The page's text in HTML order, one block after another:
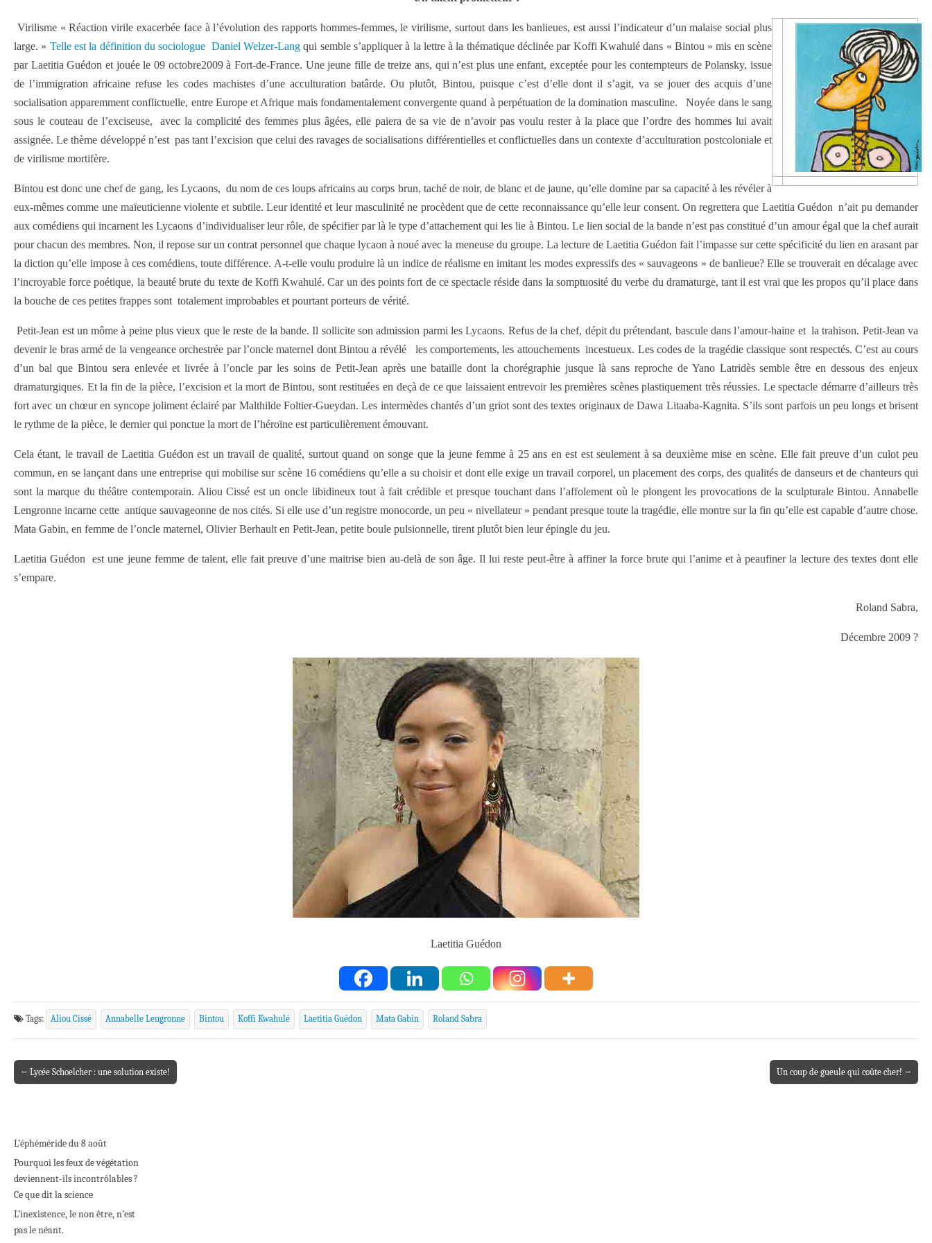
Virilisme « Réaction virile exacerbée face à l’évolution des rapports hommes-femmes, le virilisme, surtout dans les banlieues, est aussi l’indicateur d’un malaise social plus
large. » Telle est la définition du sociologue Daniel Welzer-Lang qui semble s’appliquer à la lettre à la thématique déclinée par Koffi Kwahulé dans « Bintou » mis en scène
par Laetitia Guédon et jouée le 09 octobre2009 à Fort-de-France. Une jeune fille de treize ans, qui n’est plus une enfant, exceptée pour les contempteurs de Polansky, issue
de l’immigration africaine refuse les codes machistes d’une acculturation batârde. Ou plutôt, Bintou, puisque c’est d’elle dont il s’agit, va se jouer des acquis d’une
socialisation apparemment conflictuelle, entre Europe et Afrique mais fondamentalement convergente quand à perpétuation de la domination masculine. Noyée dans le sang
sous le couteau de l’exciseuse, avec la complicité des femmes plus âgées, elle paiera de sa vie de n’avoir pas voulu rester à la place que l’ordre des hommes lui avait
assignée. Le thème développé n’est pas tant l’excision que celui des ravages de socialisations différentielles et conflictuelles dans un contexte d’acculturation postcoloniale et
de virilisme mortifère.
Bintou est donc une chef de gang, les Lycaons, du nom de ces loups africains au corps brun, taché de noir, de blanc et de jaune, qu’elle domine par sa capacité à les révéler à
eux-mêmes comme une maïeuticienne violente et subtile. Leur identité et leur masculinité ne procèdent que de cette reconnaissance qu’elle leur consent. On regrettera que Laetitia Guédon n’ait pu demander
aux comédiens qui incarnent les Lycaons d’individualiser leur rôle, de spécifier par là le type d’attachement qui les lie à Bintou. Le lien social de la bande n’est pas constitué d’un amour égal que la chef aurait
pour chacun des membres. Non, il repose sur un contrat personnel que chaque lycaon à noué avec la meneuse du groupe. La lecture de Laetitia Guédon fait l’impasse sur cette spécificité du lien en arasant par
la diction qu’elle impose à ces comédiens, toute différence. A-t-elle voulu produire là un indice de réalisme en imitant les modes expressifs des « sauvageons » de banlieue? Elle se trouverait en décalage avec
l’incroyable force poétique, la beauté brute du texte de Koffi Kwahulé. Car un des points fort de ce spectacle réside dans la somptuosité du verbe du dramaturge, tant il est vrai que les propos qu’il place dans
la bouche de ces petites frappes sont totalement improbables et pourtant porteurs de vérité.
Petit-Jean est un môme à peine plus vieux que le reste de la bande. Il sollicite son admission parmi les Lycaons. Refus de la chef, dépit du prétendant, bascule dans l’amour-haine et la trahison. Petit-Jean va
devenir le bras armé de la vengeance orchestrée par l’oncle maternel dont Bintou a révélé les comportements, les attouchements incestueux. Les codes de la tragédie classique sont respectés. C’est au cours
d’un bal que Bintou sera enlevée et livrée à l’oncle par les soins de Petit-Jean après une bataille dont la chorégraphie jusque là sans reproche de Yano Latridès semble être en dessous des enjeux
dramaturgiques. Et la fin de la pièce, l’excision et la mort de Bintou, sont restituées en deçà de ce que laissaient entrevoir les premières scènes plastiquement très réussies. Le spectacle démarre d’ailleurs très
fort avec un chœur en syncope joliment éclairé par Malthilde Foltier-Gueydan. Les intermèdes chantés d’un griot sont des textes originaux de Dawa Litaaba-Kagnita. S’ils sont parfois un peu longs et brisent
le rythme de la pièce, le dernier qui ponctue la mort de l’héroïne est particulièrement émouvant.
Cela étant, le travail de Laetitia Guédon est un travail de qualité, surtout quand on songe que la jeune femme à 25 ans en est est seulement à sa deuxième mise en scène. Elle fait preuve d’un culot peu
commun, en se lançant dans une entreprise qui mobilise sur scène 16 comédiens qu’elle a su choisir et dont elle exige un travail corporel, un placement des corps, des qualités de danseurs et de chanteurs qui
sont la marque du théâtre contemporain. Aliou Cissé est un oncle libidineux tout à fait crédible et presque touchant dans l’affolement où le plongent les provocations de la sculpturale Bintou. Annabelle
Lengronne incarne cette antique sauvageonne de nos cités. Si elle use d’un registre monocorde, un peu « nivellateur » pendant presque toute la tragédie, elle montre sur la fin qu’elle est capable d’autre chose.
Mata Gabin, en femme de l’oncle maternel, Olivier Berhault en Petit-Jean, petite boule pulsionnelle, tirent plutôt bien leur épingle du jeu.
Laetitia Guédon est une jeune femme de talent, elle fait preuve d’une maitrise bien au-delà de son âge. Il lui reste peut-être à affiner la force brute qui l’anime et à peaufiner la lecture des textes dont elle
s’empare.
Roland Sabra,
Décembre 2009 ?
Laetitia Guédon
Tags: Aliou Cissé Annabelle Lengronne Bintou Koffi Kwahulé Laetitia Guédon Mata Gabin Roland Sabra
Post navigation
← Lycée Schoelcher : une solution existe! Un coup de gueule qui coûte cher! →
L’éphéméride du 8 août
Pourquoi les feux de végétation
deviennent-ils incontrôlables ?
Ce que dit la science
L’inexistence, le non être, n’est
pas le néant.